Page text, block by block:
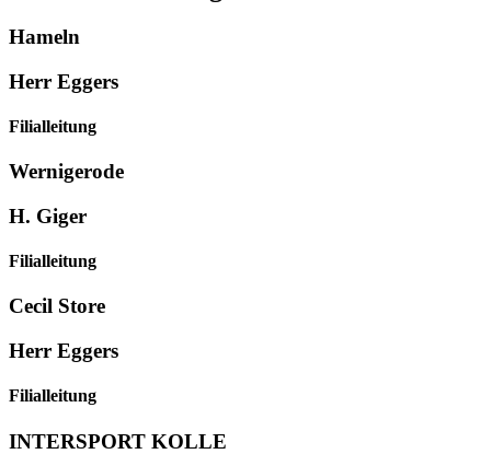
Hameln
Herr Eggers
Filialleitung
Wernigerode
H. Giger
Filialleitung
Cecil Store
Herr Eggers
Filialleitung
INTERSPORT KOLLE